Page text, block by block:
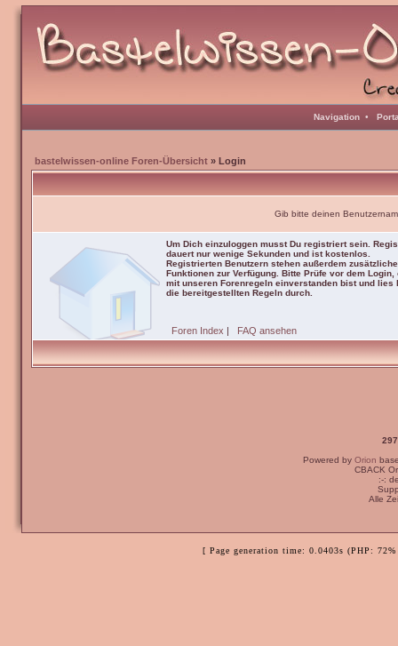
Navigation •
bastelwissen-online Foren-Übersicht » Login
Gib bitte deinen
Um Dich einzuloggen musst Du registriert sein.
dauert nur wenige Sekunden und ist kostenlos.
Registrierten Benutzern stehen außerdem zusätzliche
Funktionen zur Verfügung. Bitte Prüfe vor dem Login,
mit unseren Forenregeln einverstanden bist und lies
die bereitgestellten Regeln durch.
Foren Index | FAQ ansehen
Powered by Orion
CBACK
:-:
Alle
[ Page generation time: 0.0403s (PHP: